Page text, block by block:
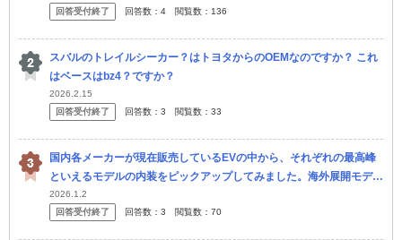
回答受付終了 回答数： 4 閲覧数： 136
スバルのトレイルシーカー？はトヨタからのOEMなのですか？ これ
はベースはbz4？ですか？
2026.2.15
回答受付終了
回答数： 3 閲覧数： 33
国内各メーカーが現在販売しているEVの中から、それぞれの最高峰
といえるモデルの内装をピックアップしてみました。海外展開モデル
も含めてリサーチしましたが、もし間違ってる部分があればご指摘く
ださい。 皆さ
2026.1.2
回答受付終了
回答数： 3 閲覧数： 70